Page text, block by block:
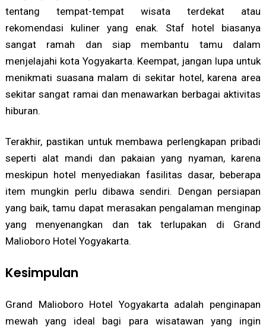
tentang tempat-tempat wisata terdekat atau
rekomendasi kuliner yang enak. Staf hotel biasanya
sangat ramah dan siap membantu tamu dalam
menjelajahi kota Yogyakarta. Keempat, jangan lupa untuk
menikmati suasana malam di sekitar hotel, karena area
sekitar sangat ramai dan menawarkan berbagai aktivitas
hiburan.
Terakhir, pastikan untuk membawa perlengkapan pribadi
seperti alat mandi dan pakaian yang nyaman, karena
meskipun hotel menyediakan fasilitas dasar, beberapa
item mungkin perlu dibawa sendiri. Dengan persiapan
yang baik, tamu dapat merasakan pengalaman menginap
yang menyenangkan dan tak terlupakan di Grand
Malioboro Hotel Yogyakarta.
Kesimpulan
Grand Malioboro Hotel Yogyakarta adalah penginapan
mewah yang ideal bagi para wisatawan yang ingin